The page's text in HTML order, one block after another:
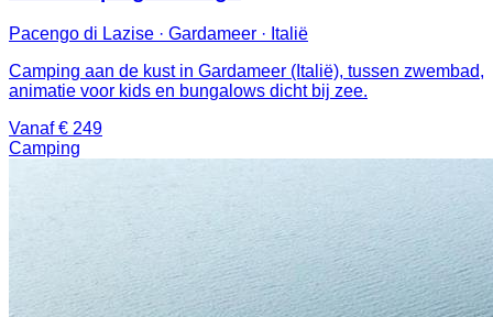
Pacengo di Lazise · Gardameer · Italië
Camping aan de kust in Gardameer (Italië), tussen zwembad,
animatie voor kids en bungalows dicht bij zee.
Vanaf € 249
Camping